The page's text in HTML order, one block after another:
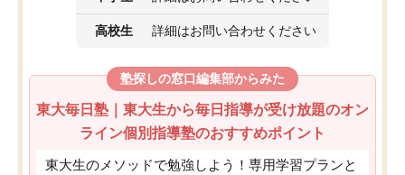
高校生 詳細はお問い合わせください
塾探しの窓口編集部からみた
東大毎日塾｜東大生から毎日指導が受け放題のオン
ライン個別指導塾のおすすめポイント
東大生のメソッドで勉強しよう！専用学習プランと